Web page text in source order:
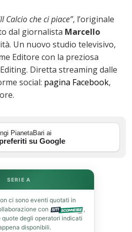
Calcio che ci piace”, l’originale
dal giornalista Marcello
Un nuovo studio televisivo,
Editore con la preziosa
Diretta streaming dalle
social: pagina Facebook,
PianetaBari ai
su Google
SERIE A
ci sono eventi quotati in
con
,
quote degli operatori indicati
disponibili.